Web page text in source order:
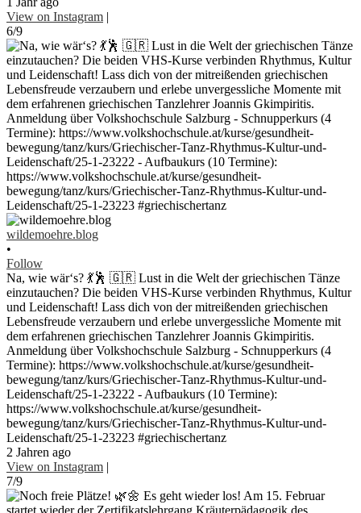
View on Instagram |
6/9
wildemoehre.blog
•
Follow
Na, wie wär‘s? 💃🕺 🇬🇷 Lust in die Welt der griechischen Tänze
einzutauchen? Die beiden VHS-Kurse verbinden Rhythmus, Kultur
und Leidenschaft! Lass dich von der mitreißenden griechischen
Lebensfreude verzaubern und erlebe unvergessliche Momente mit
dem erfahrenen griechischen Tanzlehrer Joannis Gkimpiritis.
Anmeldung über Volkshochschule Salzburg - Schnupperkurs (4
Termine): https://www.volkshochschule.at/kurse/gesundheit-
bewegung/tanz/kurs/Griechischer-Tanz-Rhythmus-Kultur-und-
Leidenschaft/25-1-23222 - Aufbaukurs (10 Termine):
https://www.volkshochschule.at/kurse/gesundheit-
bewegung/tanz/kurs/Griechischer-Tanz-Rhythmus-Kultur-und-
Leidenschaft/25-1-23223 #griechischertanz
2 Jahren ago
View on Instagram |
7/9